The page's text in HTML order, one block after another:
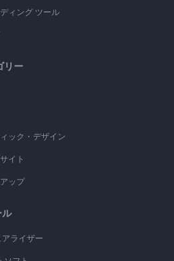
ィング ツール
リー
ック・デザイン
イト
ップ
ル
ライザー